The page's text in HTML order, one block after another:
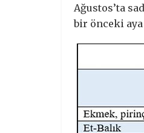
Ağustos’ta
bir önceki